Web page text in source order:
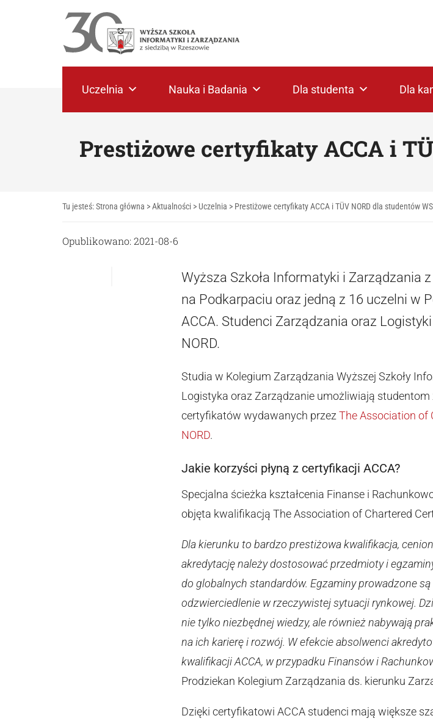
Uczelnia Nauka i Badania Dla studenta Dla
Prestiżowe certyfikaty ACCA i
Tu jesteś:Strona główna >Aktualności > Uczelnia > Prestiżowe certyfikaty ACCA i TÜV NORD dla studentów
Opublikowano: 2021-08-6
Wyższa Szkoła Informatyki i Zarządzania
na Podkarpaciu oraz jedną z 16 uczelni w
ACCA. Studenci Zarządzania oraz
NORD.
Studia w Kolegium Zarządzania Wyższej Szkoły
Logistyka oraz Zarządzanie umożliwiają
certyfikatów wydawanych przez The Association of
NORD.
Jakie korzyści płyną z certyfikacji ACCA?
Specjalna ścieżka kształcenia Finanse i
objęta kwalifikacją The Association of Chartered
Dla kierunku to bardzo prestiżowa kwalifikacja,
akredytację należy dostosować przedmioty i
do globalnych standardów. Egzaminy prowadzone
odzwierciedlenie w rzeczywistej sytuacji rynkowej.
nie tylko niezbędnej wiedzy, ale również nabywają
na ich karierę i rozwój. W efekcie absolwenci
kwalifikacji ACCA, w przypadku Finansów i
Prodziekan Kolegium Zarządzania ds. kierunku
Dzięki certyfikatowi ACCA studenci mają większe